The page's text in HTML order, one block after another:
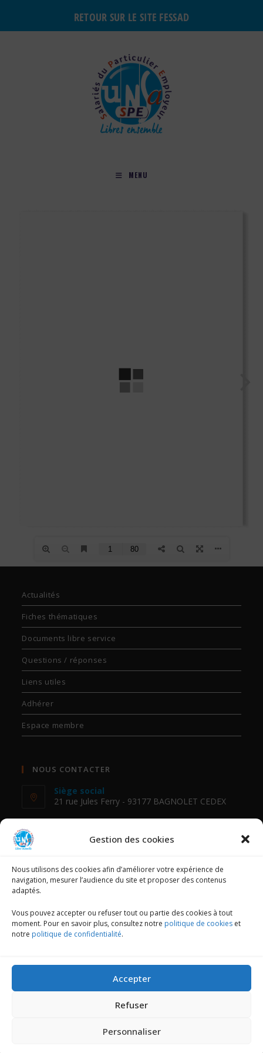
Gestion des cookies
Nous utilisons des cookies afin d’améliorer votre expérience de
navigation, mesurer l’audience du site et proposer des contenus
adaptés.
Vous pouvez accepter ou refuser tout ou partie des cookies à tout
moment. Pour en savoir plus, consultez notre politique de cookies et
notre politique de confidentialité.
Accepter
Refuser
Personnaliser
RETOUR SUR LE SITE FESSAD
MENU
Actualités
Fiches thématiques
Documents libre service
Questions / réponses
Liens utiles
Adhérer
Espace membre
NOUS CONTACTER
Siège social
21 rue Jules Ferry - 93177 BAGNOLET CEDEX
01 48 18 88 54
fessad@unsa.org